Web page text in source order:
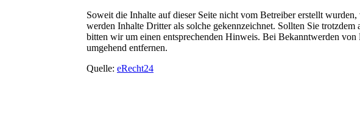
Soweit die Inhalte auf dieser Seite nicht vom Betreiber erstellt
werden Inhalte Dritter als solche gekennzeichnet. Sollten Sie
bitten wir um einen entsprechenden Hinweis. Bei Bekanntwerden
umgehend entfernen.
Quelle: eRecht24